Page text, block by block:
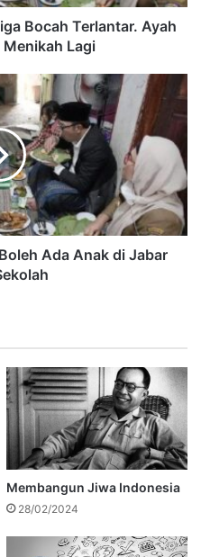
Bocah Terlantar. Ayah
Lagi
Ada Anak di Jabar
Membangun Jiwa Indonesia
28/02/2024